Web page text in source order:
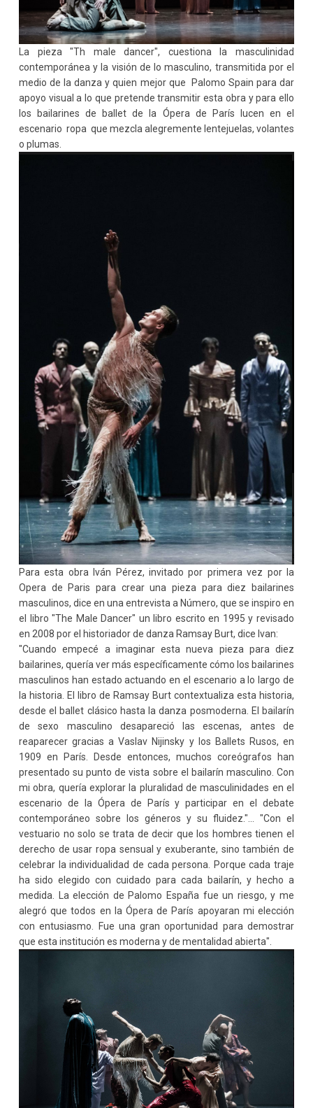
La pieza "Th male dancer", cuestiona la masculinidad
contemporánea y la visión de lo masculino, transmitida por el
medio de la danza y quien mejor que
Palomo Spain para dar
apoyo visual a lo que pretende transmitir esta obra y para ello
los bailarines de ballet de la Ópera de París lucen en el
escenario ropa que mezcla alegremente lentejuelas, volantes
o plumas.
Para esta obra Iván Pérez, invitado por primera vez por la
Opera de Paris para crear una pieza para diez bailarines
masculinos, dice en una entrevista a Número, que se inspiro en
el libro "The Male Dancer" un libro escrito en 1995 y revisado
en 2008 por el historiador de danza Ramsay Burt, dice Ivan:
"Cuando empecé a imaginar esta nueva pieza para diez
bailarines, quería ver más específicamente cómo los bailarines
masculinos han estado actuando en el escenario a lo largo de
la historia. El libro de Ramsay Burt contextualiza esta historia,
desde el ballet clásico hasta la danza posmoderna. El bailarín
de sexo masculino desapareció las escenas, antes de
reaparecer gracias a Vaslav Nijinsky y los Ballets Rusos, en
1909 en París. Desde entonces, muchos coreógrafos han
presentado su punto de vista sobre el bailarín masculino. Con
mi obra, quería explorar la pluralidad de masculinidades en el
escenario de la Ópera de París y participar en el debate
contemporáneo sobre los géneros y su fluidez."... "Con el
vestuario no solo se trata de decir que los hombres tienen el
derecho de usar ropa sensual y exuberante, sino también de
celebrar la individualidad de cada persona. Porque cada traje
ha sido elegido con cuidado para cada bailarín, y hecho a
medida. La elección de Palomo España fue un riesgo, y me
alegró que todos en la Ópera de París apoyaran mi elección
con entusiasmo. Fue una gran oportunidad para demostrar
que esta institución es moderna y de mentalidad abierta".